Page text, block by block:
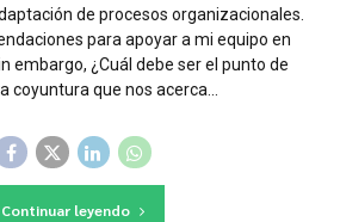
de procesos organizacionales.
para apoyar a mi equipo en
embargo, ¿Cuál debe ser el punto de
coyuntura que nos acerca...
Continuar leyendo